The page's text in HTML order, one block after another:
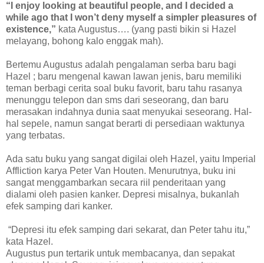
“I enjoy looking at beautiful people, and I decided a
while ago that I won’t deny myself a simpler pleasures of
existence,” kata Augustus…. (yang pasti bikin si Hazel
melayang, bohong kalo enggak mah).
Bertemu Augustus adalah pengalaman serba baru bagi
Hazel ; baru mengenal kawan lawan jenis, baru memiliki
teman berbagi cerita soal buku favorit, baru tahu rasanya
menunggu telepon dan sms dari seseorang, dan baru
merasakan indahnya dunia saat menyukai seseorang. Hal-
hal sepele, namun sangat berarti di persediaan waktunya
yang terbatas.
Ada satu buku yang sangat digilai oleh Hazel, yaitu Imperial
Affliction karya Peter Van Houten. Menurutnya, buku ini
sangat menggambarkan secara riil penderitaan yang
dialami oleh pasien kanker. Depresi misalnya, bukanlah
efek samping dari kanker.
“Depresi itu efek samping dari sekarat, dan Peter tahu itu,”
kata Hazel.
Augustus pun tertarik untuk membacanya, dan sepakat